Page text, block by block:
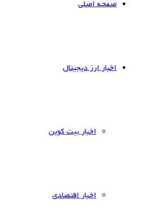
صفحه اصلی
اخبار ارز دیجیتال
اخبار بیت کوین
اخبار اقتصادی